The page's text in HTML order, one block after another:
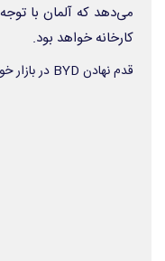
می‌دهد که آلمان با
کارخانه خواهد بود.
قدم نهادن BYD در بازار خودروهای لوکس و هوشمند